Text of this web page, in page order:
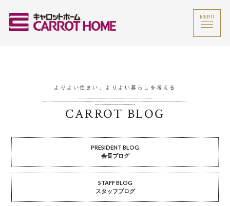
MENU
よりよい住まい、よりよい暮らしを考える
CARROT BLOG
PRESIDENT BLOG
会長ブログ
STAFF BLOG
スタッフブログ